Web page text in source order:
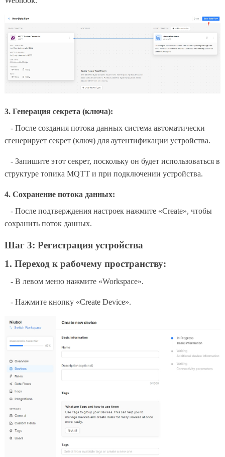
3. Генерация секрета (ключа):
- После создания потока данных система автоматически
сгенерирует секрет (ключ) для аутентификации устройства.
- Запишите этот секрет, поскольку он будет использоваться в
структуре топика MQTT и при подключении устройства.
4. Сохранение потока данных:
- После подтверждения настроек нажмите «Create», чтобы
сохранить поток данных.
Шаг 3: Регистрация устройства
1. Переход к рабочему пространству:
- В левом меню нажмите «Workspace».
- Нажмите кнопку «Create Device».